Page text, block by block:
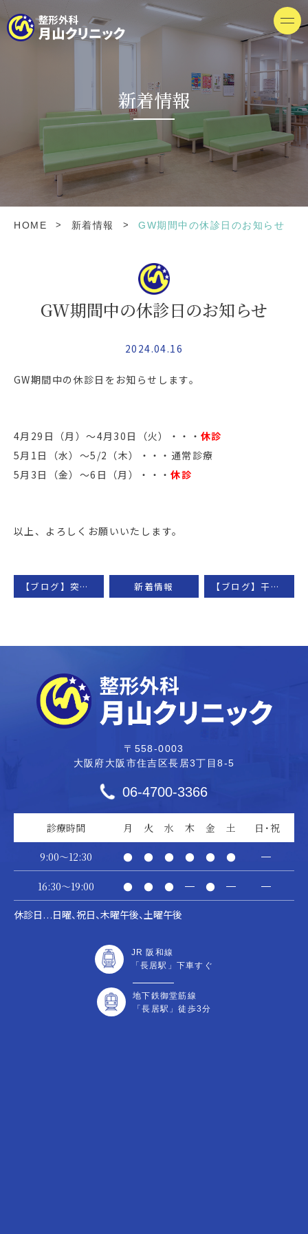
新着情報
HOME > 新着情報 > GW期間中の休診日のお知らせ
GW期間中の休診日のお知らせ
2024.04.16
GW期間中の休診日をお知らせします。
4月29日（月）〜4月30日（火）・・・ 休診
5月1日（水）〜5/2（木）・・・通常診療
5月3日（金）〜6日（月）・・・休診
以上、 よろしくお願いいたします。
【ブログ】突き指では整形外科を受診すべき？ 新着情報 【ブログ】干渉波治療器とは何か
〒558-0003
大阪府大阪市住吉区長居3丁目8-5
06-4700-3366
診療時間 月 火 水 木 金 土 日・祝
9:00～12:30 ● ● ● ● ● ● ―
16:30～19:00 ● ● ● ― ● ― ―
休診日 …日曜、祝日、木曜午後、土曜午後
JR 阪和線
「長居駅」下車すぐ
地下鉄御堂筋線
「長居駅」徒歩3分